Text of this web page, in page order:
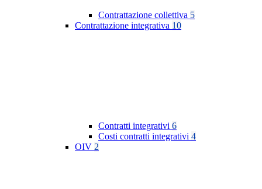
Contrattazione collettiva 5
Contrattazione integrativa 10
Contratti integrativi 6
Costi contratti integrativi 4
OIV 2